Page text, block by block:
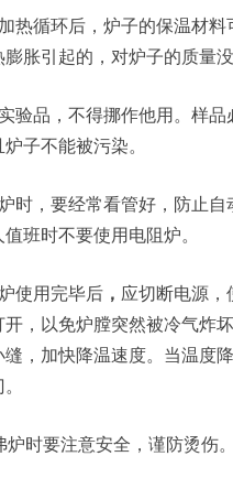
热循环后，炉子的保温材料
胀引起的，对炉子的质量没
验品，不得挪作他用。样品
子不能被污染。
时，要经常看管好，防止自
班时不要使用电阻炉。
使用完毕后 ， 应切断电源，
开，以免炉膛突然被冷气炸
缝，加快降温速度。当温度
炉时要注意安全，谨防烫伤。